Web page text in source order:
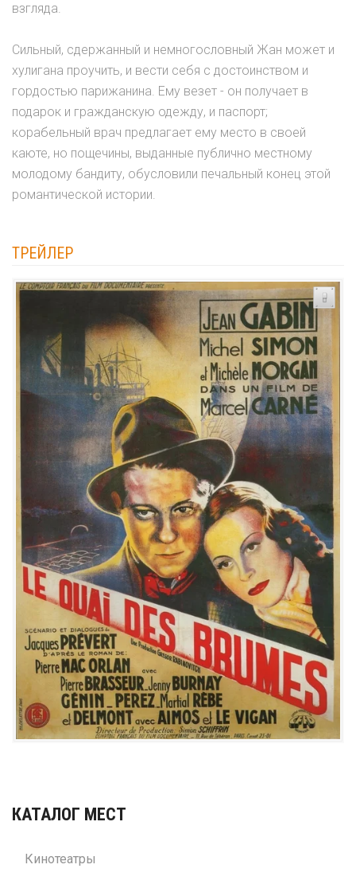
взгляда.
Сильный, сдержанный и немногословный Жан может и
хулигана проучить, и вести себя с достоинством и
гордостью парижанина. Ему везет - он получает в
подарок и гражданскую одежду, и паспорт;
корабельный врач предлагает ему место в своей
каюте, но пощечины, выданные публично местному
молодому бандиту, обусловили печальный конец этой
романтической истории.
ТРЕЙЛЕР
КАТАЛОГ МЕСТ
Кинотеатры